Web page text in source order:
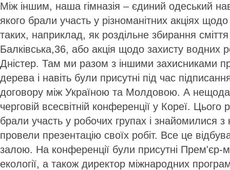
Між іншим, наша гімназія – єдиний одеський
якого брали участь у різноманітних акціях щодо
таких, наприклад, як роздільне збирання
Балківська,36, або акція щодо захисту водних
Дністер. Там ми разом з іншими захисниками
дерева і навіть були присутні під час
договору між Україною та Молдовою. А
черговій всесвітній конференції у Кореї.
брали участь у робочих групах і знайомилися
провели презентацію своїх робіт. Все це
залою. На конференції були присутні Прем'єр-
екології, а також директор міжнародних